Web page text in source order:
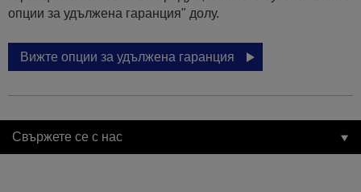
опции за удължена гаранция" долу.
Вижте опции за удължена гаранция
Свържете се с нас